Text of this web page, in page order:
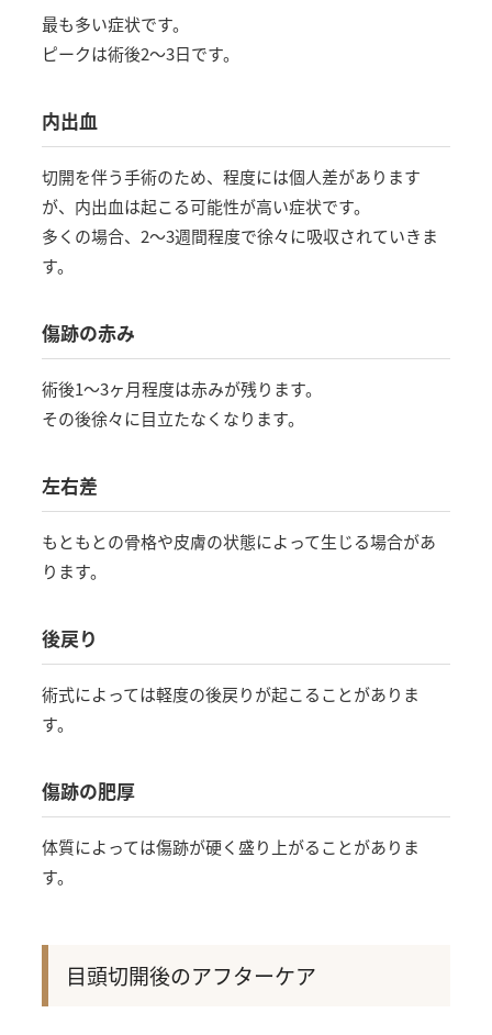
最も多い症状です。
ピークは術後2〜3日です。
内出血
切開を伴う手術のため、程度には個人差があります
が、内出血は起こる可能性が高い症状です。
多くの場合、2〜3週間程度で徐々に吸収されていきま
す。
傷跡の赤み
術後1〜3ヶ月程度は赤みが残ります。
その後徐々に目立たなくなります。
左右差
もともとの骨格や皮膚の状態によって生じる場合があ
ります。
後戻り
術式によっては軽度の後戻りが起こることがありま
す。
傷跡の肥厚
体質によっては傷跡が硬く盛り上がることがありま
す。
目頭切開後のアフターケア